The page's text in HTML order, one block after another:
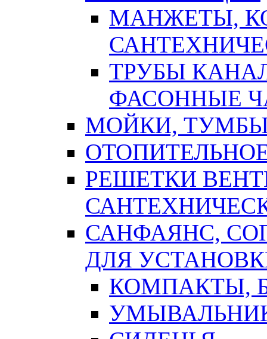
МАНЖЕТЫ,
ТРУБЫ
ФАСОННЫЕ
МОЙКИ,
РЕШЕТКИ
САНФАЯНС,
ДЛЯ
КОМПАКТЫ,